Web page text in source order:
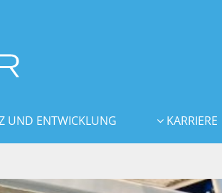
UND ENTWICKLUNG KARRIERE